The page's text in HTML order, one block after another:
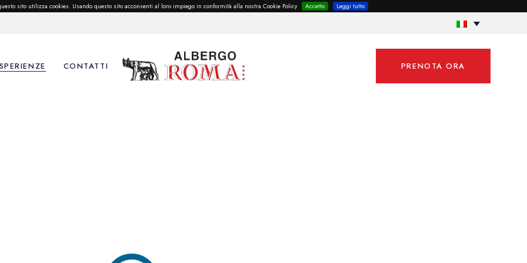
sito utilizza cookies. Usando questo sito acconsenti al loro impiego in conformità alla nostra Cookie Policy Accetto Leggi tutto
CONTATTI PRENOTA ORA